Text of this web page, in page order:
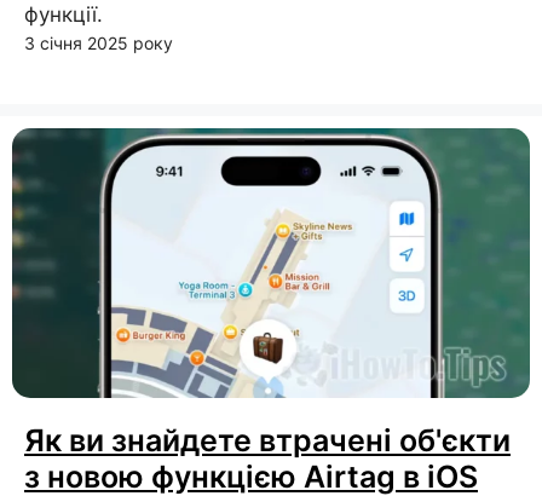
функції.
3 січня 2025 року
Як ви знайдете втрачені об'єкти
з новою функцією Airtag в iOS